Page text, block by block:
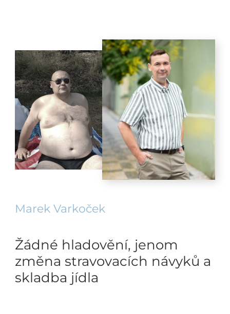
Marek Varkoček
Žádné hladovění, jenom
změna stravovacích návyků a
skladba jídla